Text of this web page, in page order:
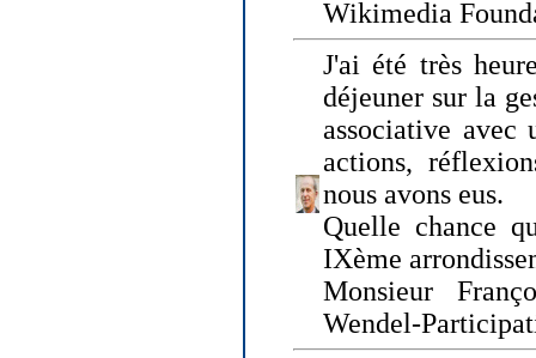
Wikimedia
J'ai été très
déjeuner sur la
associative avec
actions,
nous avons eus.
Quelle chance
IXème
Monsieur
Wendel-